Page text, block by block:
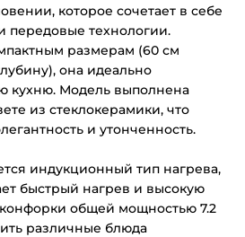
которое сочетает в себе
передовые технологии.
размерам (60 см
она идеально
кухню. Модель выполнена
из стеклокерамики, что
и утонченность.
индукционный тип нагрева,
быстрый нагрев и высокую
общей мощностью 7.2
различные блюда